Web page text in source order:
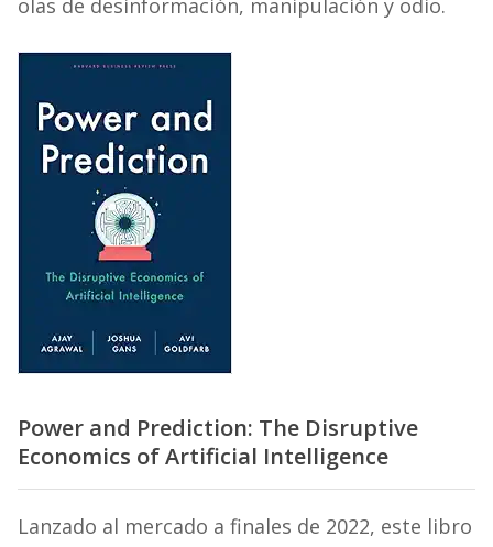
olas de desinformación, manipulación y odio.
Power and Prediction: The Disruptive
Economics of Artificial Intelligence
Lanzado al mercado a finales de 2022, este libro